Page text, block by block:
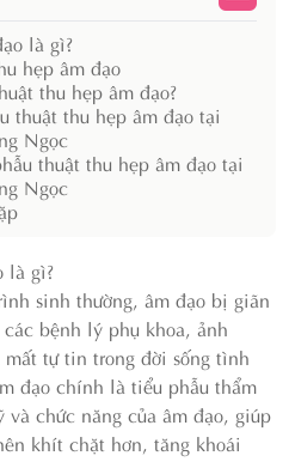
là gì?
hẹp âm đạo
thu hẹp âm đạo?
thuật thu hẹp âm đạo tại
Ngọc
thuật thu hẹp âm đạo tại
Ngọc
là gì?
sinh thường, âm đạo bị giãn
bệnh lý phụ khoa, ảnh
tự tin trong đời sống tình
đạo chính là tiểu phẫu thẩm
chức năng của âm đạo, giúp
khít chặt hơn, tăng khoái